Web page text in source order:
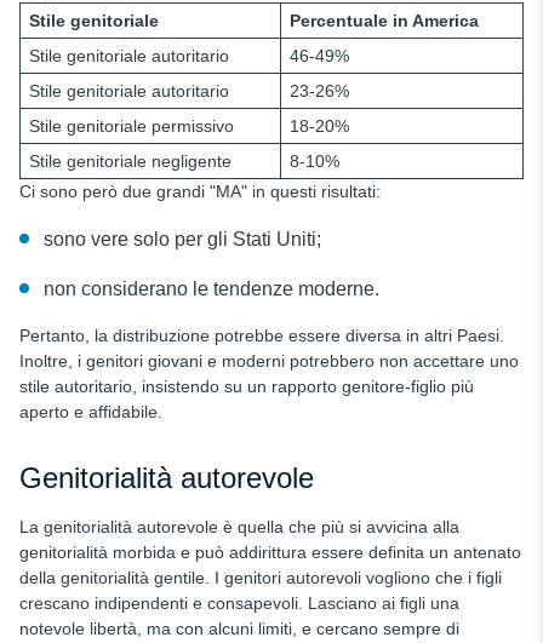
Stile genitoriale
Percentuale in America
Stile genitoriale autoritario
46-49%
Stile genitoriale autoritario
23-26%
Stile genitoriale permissivo
18-20%
Stile genitoriale negligente
8-10%
Ci sono però due grandi "MA" in questi risultati:
sono vere solo per gli Stati Uniti;
non considerano le tendenze moderne.
Pertanto, la distribuzione potrebbe essere diversa in altri Paesi.
Inoltre, i genitori giovani e moderni potrebbero non accettare uno
stile autoritario, insistendo su un rapporto genitore-figlio più
aperto e affidabile.
Genitorialità autorevole
La genitorialità autorevole è quella che più si avvicina alla
genitorialità morbida e può addirittura essere definita un antenato
della genitorialità gentile. I genitori autorevoli vogliono che i figli
crescano indipendenti e consapevoli. Lasciano ai figli una
notevole libertà, ma con alcuni limiti, e cercano sempre di